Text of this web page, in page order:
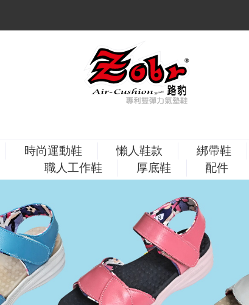
時尚運動鞋 懶人鞋款 綁帶鞋
職人工作鞋
厚底鞋 配件